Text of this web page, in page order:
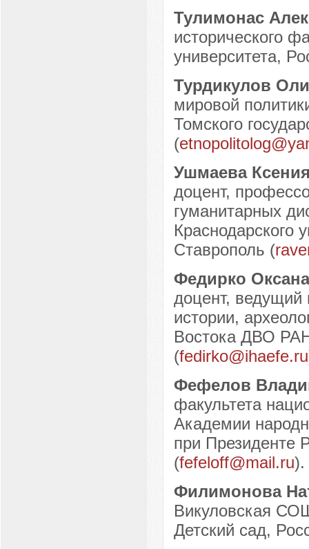
Тулимонас
исторического
университета,
Турдикулов
мировой
Томского
(
Ушмаева
доцент,
гуманитарных
Краснодарского
Ставрополь (
Федирко
доцент, ведущий
истории,
Востока ДВО
(fedirko@ihaefe.ru
Фефелов
факультета
Академии
при Президенте
(fefeloff@mail.ru).
Филимонова
Викуловская
Детский сад,